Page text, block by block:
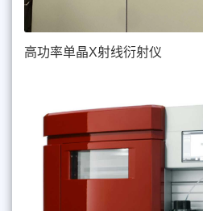
高功率单晶X射线衍射仪